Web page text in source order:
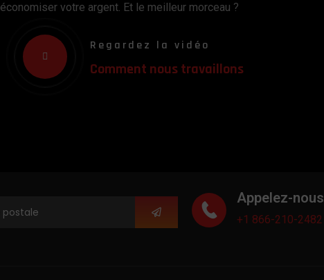
économiser votre argent. Et le meilleur morceau ?
Regardez la vidéo
Comment nous travaillons
Appelez-nous
+1 866-210-2482